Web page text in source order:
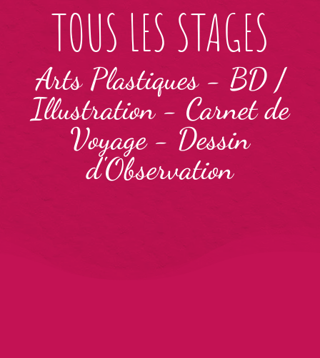
TOUS LES STAGES
Arts Plastiques- BD /
Illustration- Carnet de
Voyage- Dessin
d'Observation